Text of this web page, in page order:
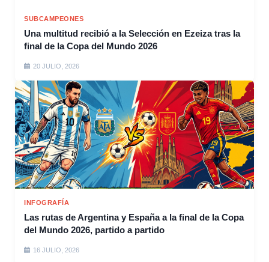
SUBCAMPEONES
Una multitud recibió a la Selección en Ezeiza tras la
final de la Copa del Mundo 2026
20 JULIO, 2026
INFOGRAFÍA
Las rutas de Argentina y España a la final de la Copa
del Mundo 2026, partido a partido
16 JULIO, 2026